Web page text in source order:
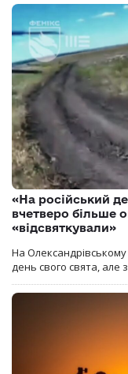
«На російський
вчетверо більше
«відсвяткували»
На
день свого свята, але